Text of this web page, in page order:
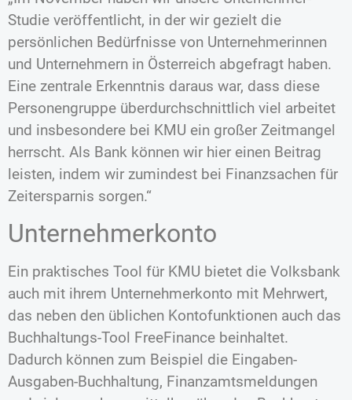
Studie veröffentlicht, in der wir gezielt die
persönlichen Bedürfnisse von Unternehmerinnen
und Unternehmern in Österreich abgefragt haben.
Eine zentrale Erkenntnis daraus war, dass diese
Personengruppe überdurchschnittlich viel arbeitet
und insbesondere bei KMU ein großer Zeitmangel
herrscht. Als Bank können wir hier einen Beitrag
leisten, indem wir zumindest bei Finanzsachen für
Zeitersparnis sorgen.“
Unternehmerkonto
Ein praktisches Tool für KMU bietet die Volksbank
auch mit ihrem Unternehmerkonto mit Mehrwert,
das neben den üblichen Kontofunktionen auch das
Buchhaltungs-Tool FreeFinance beinhaltet.
Dadurch können zum Beispiel die Eingaben-
Ausgaben-Buchhaltung, Finanzamtsmeldungen